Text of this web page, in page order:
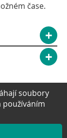
čase.
soubory
používáním